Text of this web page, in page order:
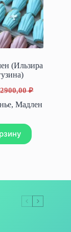
(Ильзира
2900,00₽
Первоначальная
цена
2900,00 ₽.
Текущая
цена:
,Мадлен